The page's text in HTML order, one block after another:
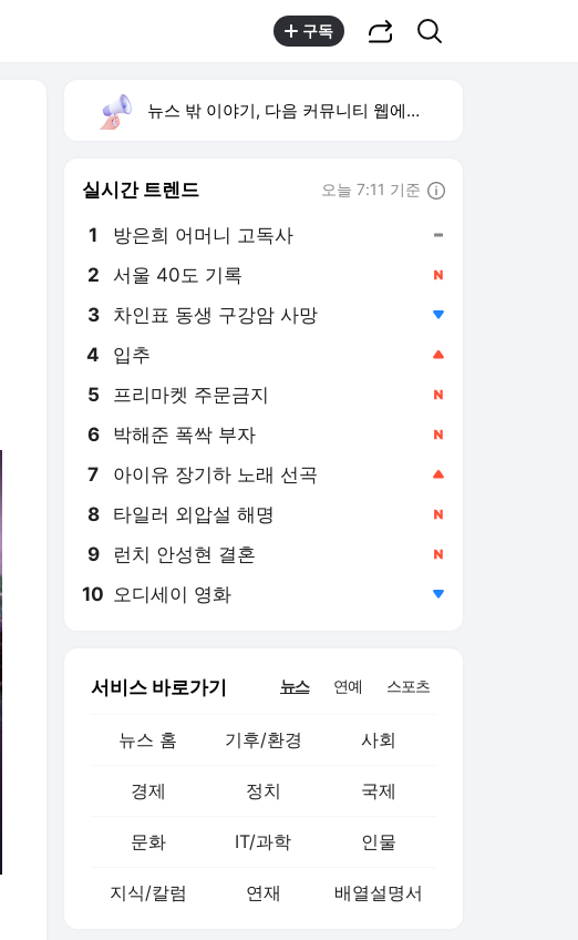
구독
뉴스 밖 이야기, 다음 커뮤니티 웹에서 보기
실시간 트렌드 오늘 7:11 기준
1 방은희 어머니 고독사
2 서울 40도 기록
3 차인표 동생 구강암 사망
4 입추
5 프리마켓 주문금지
6 박해준 폭싹 부자
7 아이유 장기하 노래 선곡
8 타일러 외압설 해명
9 런치 안성현 결혼
10 오디세이 영화
서비스 바로가기 뉴스 연예 스포츠
뉴스 홈 기후/환경 사회
경제 정치 국제
문화 IT/과학 인물
지식/칼럼 연재 배열설명서